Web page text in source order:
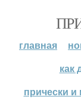
главная
как
прически